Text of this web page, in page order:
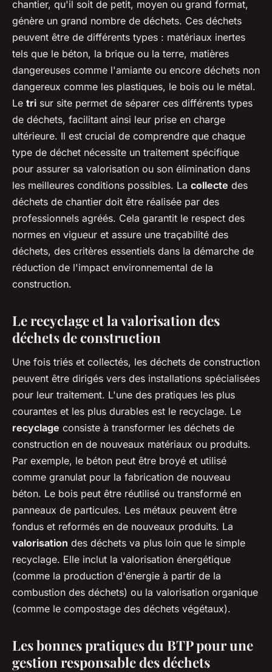
chantier, qu'il soit de petit, moyen ou grand format,
génère un grand nombre de déchets. Ces déchets
peuvent être de différents types : matériaux inertes
tels que le béton, la brique ou la terre, matières
dangereuses comme l'amiante ou encore déchets non
dangereux comme les plastiques, le bois ou le métal.
Le tri sur site permet de séparer ces différents types
de déchets, facilitant ainsi leur prise en charge
ultérieure. Il est crucial de comprendre que chaque
type de déchet nécessite un traitement spécifique
pour assurer sa valorisation ou son élimination dans
les meilleures conditions possibles. La collecte des
déchets de chantier doit être réalisée par des
professionnels agréés. Cela garantit le respect des
normes en vigueur et assure une traçabilité des
déchets, des critères essentiels dans la démarche de
réduction de l'impact environnemental de la
construction.
Le recyclage et la valorisation des
déchets de construction
Une fois triés et collectés, les déchets de construction
peuvent être dirigés vers des installations spécialisées
pour leur traitement. L'une des pratiques les plus
courantes et les plus durables est le recyclage. Le
recyclage consiste à transformer les déchets de
construction en de nouveaux matériaux ou produits.
Par exemple, le béton peut être broyé et utilisé
comme granulat pour la fabrication de nouveau
béton. Le bois peut être réutilisé ou transformé en
panneaux de particules. Les métaux peuvent être
fondus et reformés en de nouveaux produits. La
valorisation des déchets va plus loin que le simple
recyclage. Elle inclut la valorisation énergétique
(comme la production d'énergie à partir de la
combustion des déchets) ou la valorisation organique
(comme le compostage des déchets végétaux).
Les bonnes pratiques du BTP pour une
gestion responsable des déchets